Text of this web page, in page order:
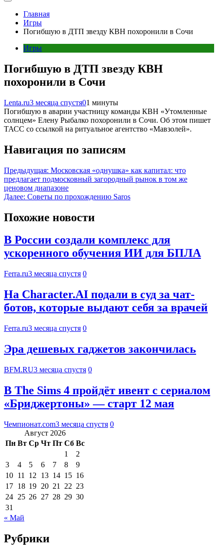
Главная
Игры
Погибшую в ДТП звезду КВН похоронили в Сочи
Игры
Погибшую в ДТП звезду КВН
похоронили в Сочи
Lenta.ru3 месяца спустя01 минуты
Погибшую в аварии участницу команды КВН «Утомленные
солнцем» Елену Рыбалко похоронили в Сочи. Об этом пишет
ТАСС со ссылкой на ритуальное агентство «Мавзолей».
Навигация по записям
Предыдущая: Московская «однушка» как капитал: что
предлагает подмосковный загородный рынок в том же
ценовом диапазоне
Далее: Советы по прохождению Saros
Похожие новости
В России создали комплекс для
ускоренного обучения ИИ для БПЛА
Ferra.ru3 месяца спустя 0
На Character.AI подали в суд за чат-
ботов, которые выдают себя за врачей
Ferra.ru3 месяца спустя 0
Эра дешевых гаджетов закончилась
BFM.RU3 месяца спустя 0
В The Sims 4 пройдёт ивент с сериалом
«Бриджертоны» — старт 12 мая
Чемпионат.com3 месяца спустя 0
Август 2026
Пн Вт Ср Чт Пт Сб Вс
1
2
3
4 5 6 7 8
9
10 11 12 13 14 15 16
17 18 19 20 21 22 23
24 25 26 27 28 29 30
31
« Май
Рубрики